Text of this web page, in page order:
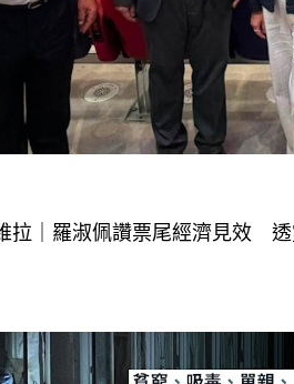
拉｜羅淑佩讚票尾經濟見效